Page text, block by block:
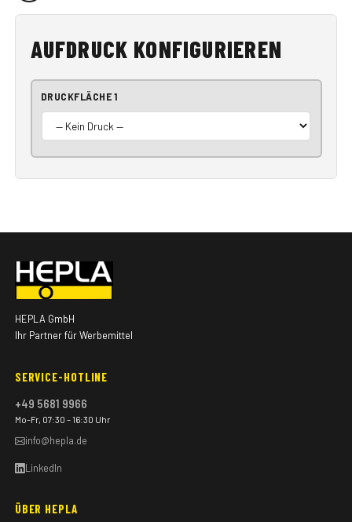
AUFDRUCK KONFIGURIEREN
DRUCKFLÄCHE 1
HEPLA GmbH
Ihr Partner für Werbemittel
SERVICE-HOTLINE
+49 5681 9966
Mo–Fr, 07:30 – 16:30 Uhr
info@hepla.de
LinkedIn
ÜBER HEPLA